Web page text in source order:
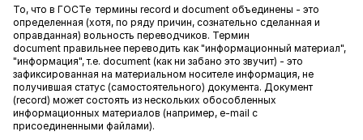
То, что в ГОСТе термины record и document объединены - это
определенная (хотя, по ряду причин, сознательно сделанная и
оправданная) вольность переводчиков. Термин
document правильнее переводить как "информационный материал",
"информация", т.е. document (как ни забано это звучит) - это
зафиксированная на материальном носителе информация, не
получившая статус (самостоятельного) документа. Документ
(record) может состоять из нескольких обособленных
информационных материалов (например, e-mail с
присоединенными файлами).